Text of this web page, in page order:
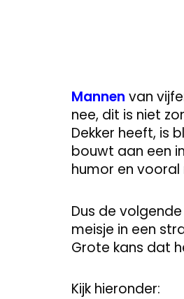
Mannen van
nee, dit is niet
Dekker heeft, is
bouwt aan een
humor en vooral
Dus de
meisje in een
Grote kans dat
Kijk hieronder: